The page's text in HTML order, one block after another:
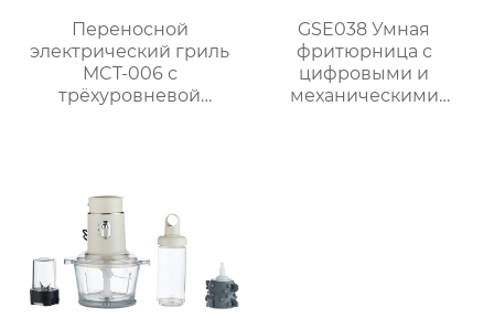
Переносной
электрический гриль
MCT-006 с
трёхуровневой
управлением
GSE038 Умная
фритюрница с
цифровыми и
механическими